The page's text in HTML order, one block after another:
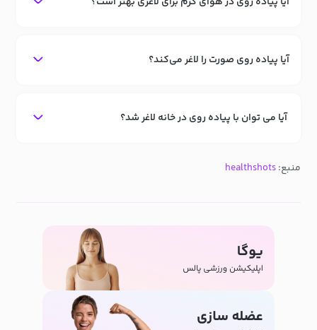
آیا پیاده روی صورت را لاغر می‌کند؟
آیا می توان با پیاده روی در خانه لاغر شد؟
منبع:healthshots